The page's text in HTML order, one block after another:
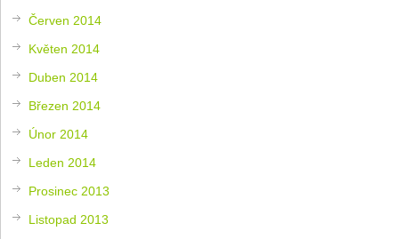
Červen 2014
Květen 2014
Duben 2014
Březen 2014
Únor 2014
Leden 2014
Prosinec 2013
Listopad 2013